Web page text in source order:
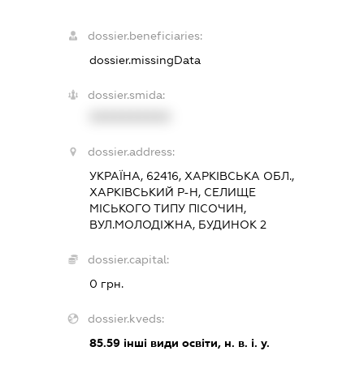
dossier.beneficiaries:
dossier.missingData
dossier.smida:
dossier.address:
УКРАЇНА, 62416, ХАРКІВСЬКА ОБЛ.,
ХАРКІВСЬКИЙ Р-Н, СЕЛИЩЕ
МІСЬКОГО ТИПУ ПІСОЧИН,
ВУЛ.МОЛОДІЖНА, БУДИНОК 2
dossier.capital:
0 грн.
dossier.kveds:
85.59інші види освіти, н. в. і. у.